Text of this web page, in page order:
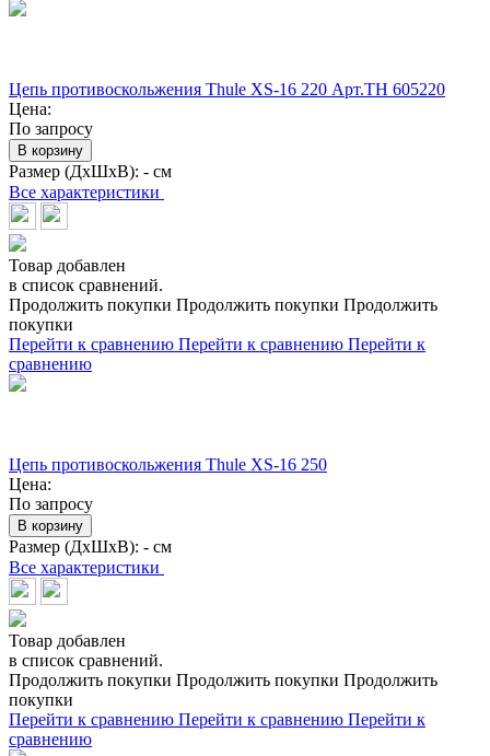
Цепь противоскольжения Thule XS-16 220 Арт.TH 605220
Цена:
По запросу
В корзину
Размер (ДхШхВ): - см
Все характеристики
Товар добавлен
в список сравнений.
Продолжить покупки Продолжить покупки Продолжить
покупки
Перейти к сравнению Перейти к сравнению Перейти к
сравнению
Цепь противоскольжения Thule XS-16 250
Цена:
По запросу
В корзину
Размер (ДхШхВ): - см
Все характеристики
Товар добавлен
в список сравнений.
Продолжить покупки Продолжить покупки Продолжить
покупки
Перейти к сравнению Перейти к сравнению Перейти к
сравнению